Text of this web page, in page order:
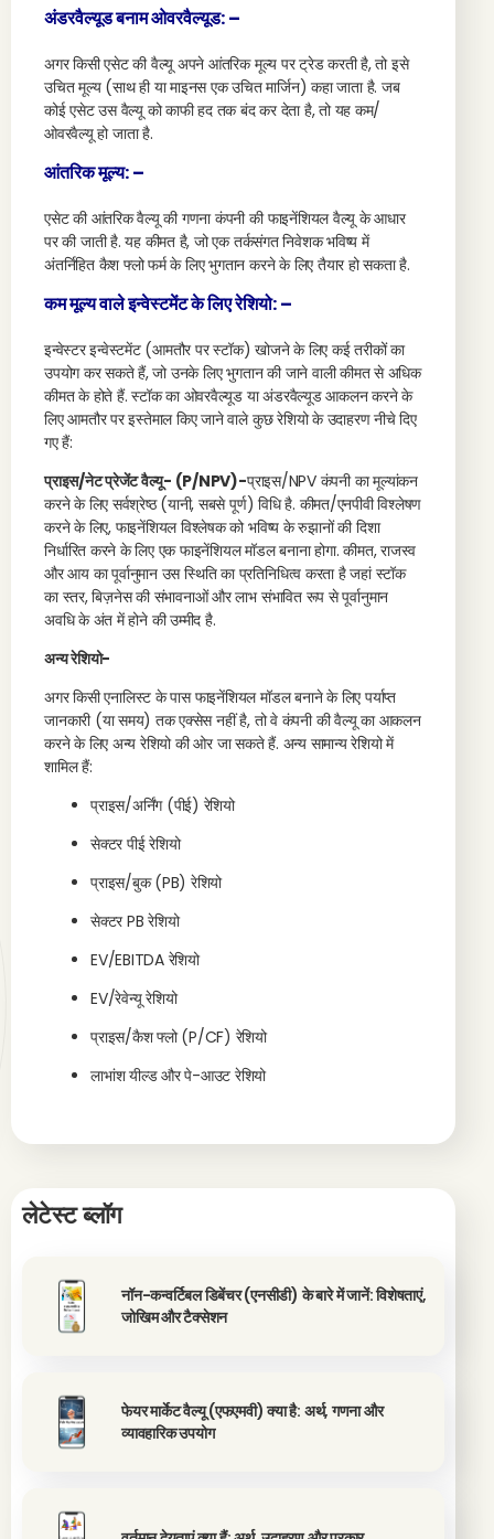
अंडरवैल्यूड बनाम ओवरवैल्यूड: –
अगर किसी एसेट की वैल्यू अपने आंतरिक मूल्य पर ट्रेड करती है, तो इसे
उचित मूल्य (साथ ही या माइनस एक उचित मार्जिन) कहा जाता है. जब
कोई एसेट उस वैल्यू को काफी हद तक बंद कर देता है, तो यह कम/
ओवरवैल्यू हो जाता है.
आंतरिक मूल्य: –
एसेट की आंतरिक वैल्यू की गणना कंपनी की फाइनेंशियल वैल्यू के आधार
पर की जाती है. यह कीमत है, जो एक तर्कसंगत निवेशक भविष्य में
अंतर्निहित कैश फ्लो फर्म के लिए भुगतान करने के लिए तैयार हो सकता है.
कम मूल्य वाले इन्वेस्टमेंट के लिए रेशियो: –
इन्वेस्टर इन्वेस्टमेंट (आमतौर पर स्टॉक) खोजने के लिए कई तरीकों का
उपयोग कर सकते हैं, जो उनके लिए भुगतान की जाने वाली कीमत से अधिक
कीमत के होते हैं. स्टॉक का ओवरवैल्यूड या अंडरवैल्यूड आकलन करने के
लिए आमतौर पर इस्तेमाल किए जाने वाले कुछ रेशियो के उदाहरण नीचे दिए
गए हैं:
प्राइस/नेट प्रेजेंट वैल्यू- (P/NPV)-प्राइस/NPV कंपनी का मूल्यांकन
करने के लिए सर्वश्रेष्ठ (यानी, सबसे पूर्ण) विधि है. कीमत/एनपीवी विश्लेषण
करने के लिए, फाइनेंशियल विश्लेषक को भविष्य के रुझानों की दिशा
निर्धारित करने के लिए एक फाइनेंशियल मॉडल बनाना होगा. कीमत, राजस्व
और आय का पूर्वानुमान उस स्थिति का प्रतिनिधित्व करता है जहां स्टॉक
का स्तर, बिज़नेस की संभावनाओं और लाभ संभावित रूप से पूर्वानुमान
अवधि के अंत में होने की उम्मीद है.
अन्य रेशियो-
अगर किसी एनालिस्ट के पास फाइनेंशियल मॉडल बनाने के लिए पर्याप्त
जानकारी (या समय) तक एक्सेस नहीं है, तो वे कंपनी की वैल्यू का आकलन
करने के लिए अन्य रेशियो की ओर जा सकते हैं. अन्य सामान्य रेशियो में
शामिल हैं:
प्राइस/अर्निंग (पीई) रेशियो
सेक्टर पीई रेशियो
प्राइस/बुक (PB) रेशियो
सेक्टर PB रेशियो
EV/EBITDA रेशियो
EV/रेवेन्यू रेशियो
प्राइस/कैश फ्लो (P/CF) रेशियो
लाभांश यील्ड और पे-आउट रेशियो
लेटेस्ट ब्लॉग
नॉन-कन्वर्टिबल डिबेंचर (एनसीडी) के बारे में जानें: विशेषताएं,
जोखिम और टैक्सेशन
फेयर मार्केट वैल्यू (एफएमवी) क्या है: अर्थ, गणना और
व्यावहारिक उपयोग